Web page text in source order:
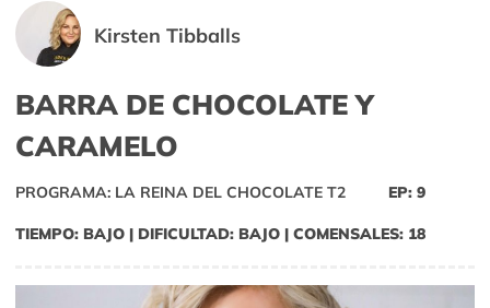
Kirsten Tibballs
BARRA DE CHOCOLATE Y
CARAMELO
PROGRAMA: LA REINA DEL CHOCOLATE T2 EP: 9
TIEMPO: BAJO | DIFICULTAD: BAJO | COMENSALES: 18